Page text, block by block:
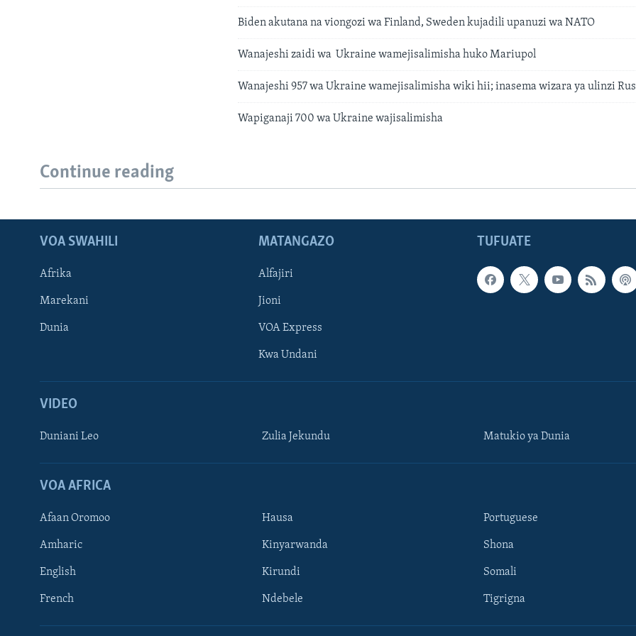
Biden akutana na viongozi wa Finland, Sweden kujadili upanuzi wa NATO
Wanajeshi zaidi wa Ukraine wamejisalimisha huko Mariupol
Wanajeshi 957 wa Ukraine wamejisalimisha wiki hii; inasema wizara ya ulinzi
Wapiganaji 700 wa Ukraine wajisalimisha
Continue reading
TUFUATE
VOA SWAHILI
Afrika
Marekani
Dunia
MATANGAZO
Alfajiri
Jioni
VOA Express
Kwa Undani
VIDEO
Duniani Leo Zulia Jekundu Matukio ya Dunia
VOA AFRICA
Afaan Oromoo
Amharic
English
French
Hausa
Kinyarwanda
Kirundi
Ndebele
Portuguese
Shona
Somali
Tigrigna